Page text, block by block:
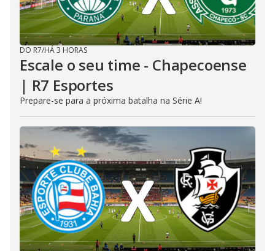
DO R7/HÁ 3 HORAS
Escale o seu time - Chapecoense
| R7 Esportes
Prepare-se para a próxima batalha na Série A!